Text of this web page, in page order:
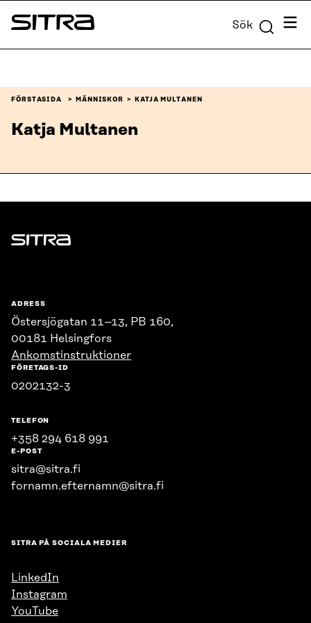
Skip to
content
Sitra Sök Meny
FÖRSTASIDA MÄNNISKOR KATJA MULTANEN
Katja Multanen
Sitra
ADRESS
Östersjögatan 11–13, PB 160,
00181 Helsingfors
Ankomstinstruktioner
FÖRETAGS-ID
0202132-3
TELEFON
+358 294 618 991
E-POST
sitra@sitra.fi
fornamn.efternamn@sitra.fi
SITRA PÅ SOCIALA MEDIER
LinkedIn
Instagram
YouTube